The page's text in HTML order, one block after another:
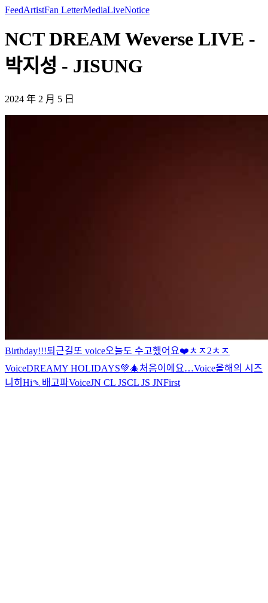
FeedArtistFan LetterMediaLiveNotice
NCT DREAM Weverse LIVE -
박지성 - JISUNG
2024 年 2 月 5 日
Birthday!!!퇴근길 또 voice오늘도 수고했어요❤️ㅊㅈ2ㅊㅈ
VoiceDREAMY HOLIDAYS💚🎄처음이에요…Voice올해의 시즈
니 히 Hi🍡 배고파VoiceJN CL JSCL JS JNFirst